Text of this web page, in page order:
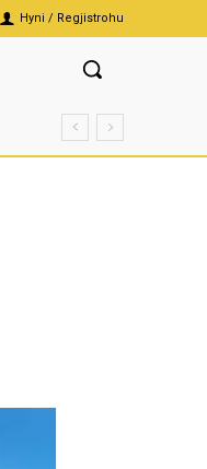
Hyni / Regjistrohu